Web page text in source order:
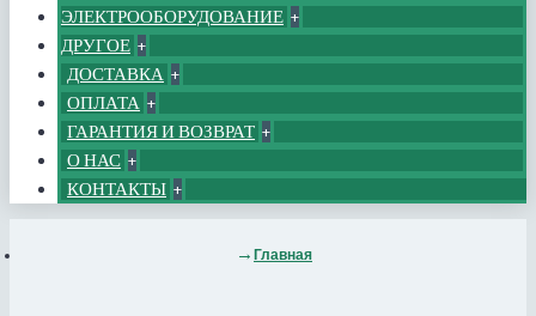
ЭЛЕКТРООБОРУДОВАНИЕ +
ДРУГОЕ +
ДОСТАВКА +
ОПЛАТА +
ГАРАНТИЯ И ВОЗВРАТ +
О НАС +
КОНТАКТЫ +
Главная